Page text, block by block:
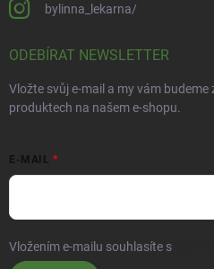
bylinna_lekarna/
ODEBÍRAT NEWSLETTER
Vložte svůj e-mail a my vám
produktech na našem e-shopu.
E-MAIL
Vložením e-mailu souhlasíte s